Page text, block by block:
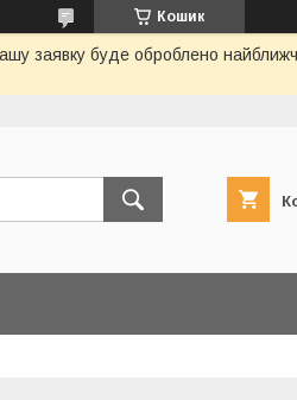
Кошик
заявку буде оброблено